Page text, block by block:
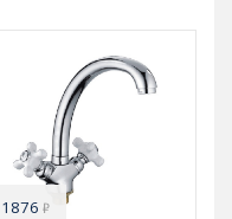
1876₽